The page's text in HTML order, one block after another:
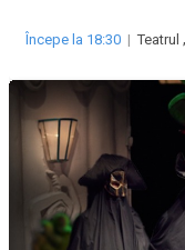
Începe la 18:30 |Teatrul